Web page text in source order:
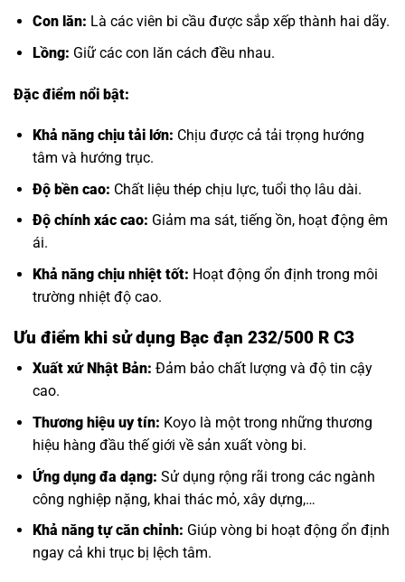
Con lăn: Là các viên bi cầu được sắp xếp thành hai dãy.
Lồng: Giữ các con lăn cách đều nhau.
Đặc điểm nổi bật:
Khả năng chịu tải lớn: Chịu được cả tải trọng hướng
tâm và hướng trục.
Độ bền cao: Chất liệu thép chịu lực, tuổi thọ lâu dài.
Độ chính xác cao: Giảm ma sát, tiếng ồn, hoạt động êm
ái.
Khả năng chịu nhiệt tốt: Hoạt động ổn định trong môi
trường nhiệt độ cao.
Ưu điểm khi sử dụng Bạc đạn 232/500 R C3
Xuất xứ Nhật Bản: Đảm bảo chất lượng và độ tin cậy
cao.
Thương hiệu uy tín: Koyo là một trong những thương
hiệu hàng đầu thế giới về sản xuất vòng bi.
Ứng dụng đa dạng: Sử dụng rộng rãi trong các ngành
công nghiệp nặng, khai thác mỏ, xây dựng,…
Khả năng tự căn chỉnh: Giúp vòng bi hoạt động ổn định
ngay cả khi trục bị lệch tâm.